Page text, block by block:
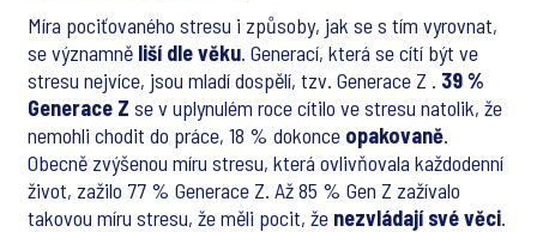
Míra pociťovaného stresu i způsoby, jak se s tím vyrovnat,
se významně liší dle věku. Generací, která se cítí být ve
stresu nejvíce, jsou mladí dospělí, tzv. Generace Z . 39 %
Generace Z se v uplynulém roce cítilo ve stresu natolik, že
nemohli chodit do práce, 18 % dokonce opakovaně.
Obecně zvýšenou míru stresu, která ovlivňovala každodenní
život, zažilo 77 % Generace Z. Až 85 % Gen Z zažívalo
takovou míru stresu, že měli pocit, že nezvládají své věci.